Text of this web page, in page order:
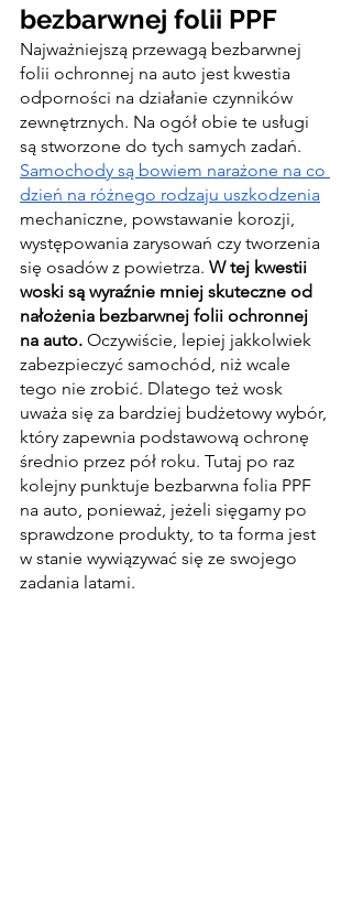
bezbarwnej folii PPF
Najważniejszą przewagą bezbarwnej
folii ochronnej na auto jest kwestia
odporności na działanie czynników
zewnętrznych. Na ogół obie te usługi
są stworzone do tych samych zadań.
Samochody są bowiem narażone na co
dzień na różnego rodzaju uszkodzenia
mechaniczne, powstawanie korozji,
występowania zarysowań czy tworzenia
się osadów z powietrza. W tej kwestii
woski są wyraźnie mniej skuteczne od
nałożenia bezbarwnej folii ochronnej
na auto. Oczywiście, lepiej jakkolwiek
zabezpieczyć samochód, niż wcale
tego nie zrobić. Dlatego też wosk
uważa się za bardziej budżetowy wybór,
który zapewnia podstawową ochronę
średnio przez pół roku. Tutaj po raz
kolejny punktuje bezbarwna folia PPF
na auto, ponieważ, jeżeli sięgamy po
sprawdzone produkty, to ta forma jest
w stanie wywiązywać się ze swojego
zadania latami.